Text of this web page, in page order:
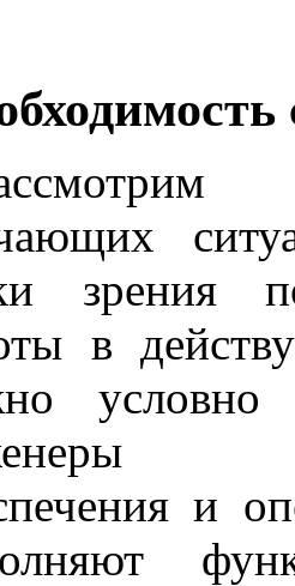
зрения
в
условно
и